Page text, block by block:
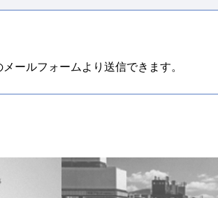
ールフォームより送信できます。